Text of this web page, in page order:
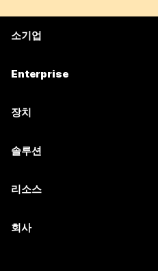
소기업
Enterprise
장치
솔루션
리소스
회사